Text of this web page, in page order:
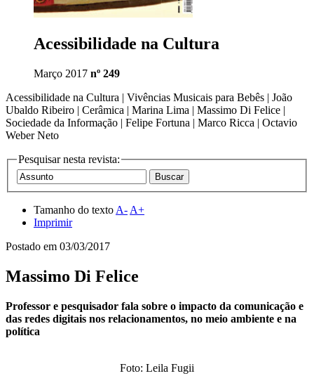
Acessibilidade na Cultura
Março 2017 nº 249
Acessibilidade na Cultura | Vivências Musicais para Bebês | João
Ubaldo Ribeiro | Cerâmica | Marina Lima | Massimo Di Felice |
Sociedade da Informação | Felipe Fortuna | Marco Ricca | Octavio
Weber Neto
Pesquisar nesta revista:
Tamanho do texto A- A+
Imprimir
Postado em 03/03/2017
Massimo Di Felice
Professor e pesquisador fala sobre o impacto da comunicação e
das redes digitais nos relacionamentos, no meio ambiente e na
política
Foto: Leila Fugii